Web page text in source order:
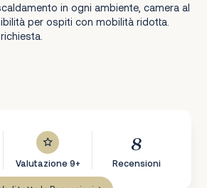
in ogni ambiente, camera al
per ospiti con mobilità ridotta.
Valutazione 9+
8
Recensioni